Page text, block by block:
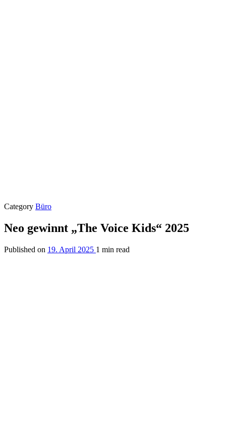
Category Büro
Neo gewinnt „The Voice Kids“ 2025
Published on 19. April 2025 1 min read